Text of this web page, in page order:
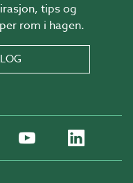
tips og
rom i hagen.